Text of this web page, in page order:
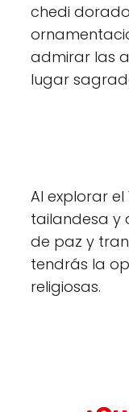
chedi
admirar las
lugar
Al explorar
tailandesa y
de paz y
tendrás la
religiosas.